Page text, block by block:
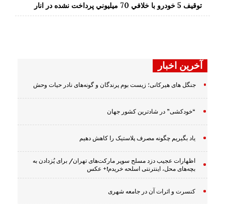
توقيف 5 خودرو با خلافي 70 ميليوني پرداخت نشده در انار
آخرین اخبار
جنگل های هیرکانی؛ زیست بوم پرندگان و گونه‌های نادر حیات وحش
“خودکشی” در شادترین کشور جهان
یاد بگیریم چگونه مصرف پلاستیک را کاهش دهیم
اظهارات عجیب دزد مسلح سوپر مارکت‌های تهران/ برای پُزدادن به
بچه‌های محل، اینترنتی اسلحه خریدم!+ عکس
کنسرت و اثرات آن در جامعه شهری